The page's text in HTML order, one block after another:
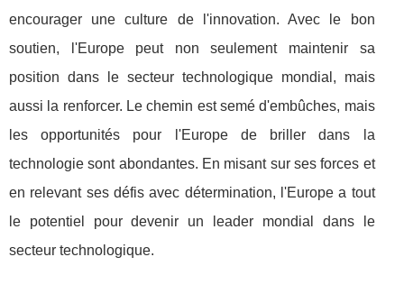
encourager une culture de l'innovation. Avec le bon
soutien, l'Europe peut non seulement maintenir sa
position dans le secteur technologique mondial, mais
aussi la renforcer. Le chemin est semé d'embûches, mais
les opportunités pour l'Europe de briller dans la
technologie sont abondantes. En misant sur ses forces et
en relevant ses défis avec détermination, l'Europe a tout
le potentiel pour devenir un leader mondial dans le
secteur technologique.